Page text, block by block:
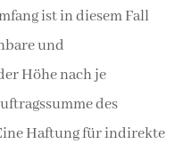
ist in diesem Fall
und
Höhe nach je
des
Haftung für indirekte